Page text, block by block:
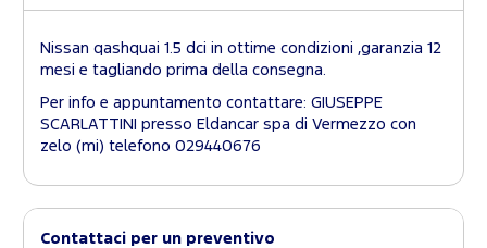
Nissan qashquai 1.5 dci in ottime condizioni ,garanzia 12
mesi e tagliando prima della consegna.
Per info e appuntamento contattare: GIUSEPPE
SCARLATTINI presso Eldancar spa di Vermezzo con
zelo (mi) telefono 029440676
Contattaci per un preventivo